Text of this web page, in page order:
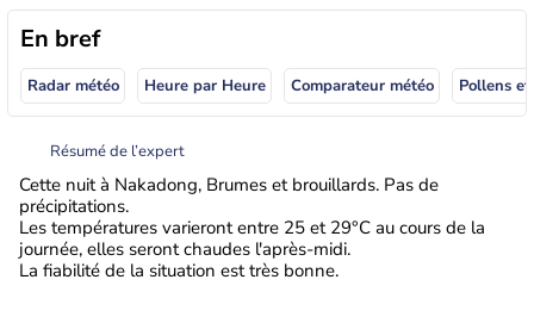
En bref
Radar météo Heure par Heure Comparateur météo Pollens
Résumé de l’expert
Cette nuit à Nakadong, Brumes et brouillards. Pas de
précipitations.
Les températures varieront entre 25 et 29°C au cours de la
journée, elles seront chaudes l'après-midi.
La fiabilité de la situation est très bonne.